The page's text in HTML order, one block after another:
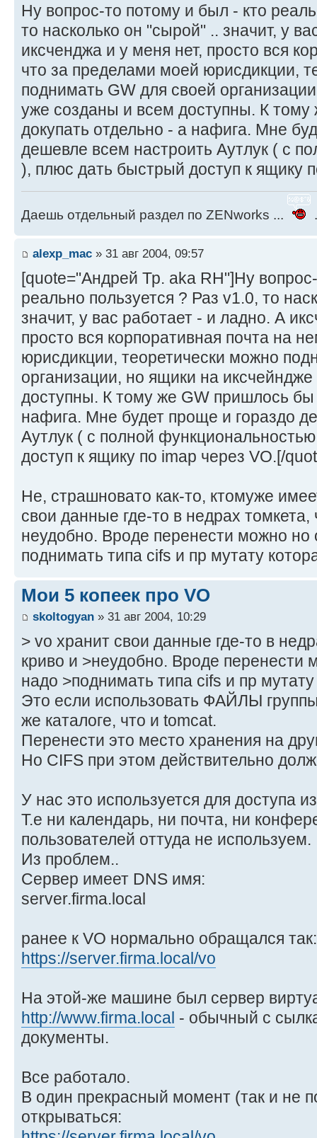
Ну вопрос-то потому и был - кто
то насколько он "сырой" .. значит, у
иксченджа и у меня нет, просто вся
что за пределами моей юрисдикции,
поднимать GW для своей
уже созданы и всем доступны. К
докупать отдельно - а нафига. Мне
дешевле всем настроить Аутлук ( с
), плюс дать быстрый доступ к ящику
Даешь отдельный раздел по ZENworks ...
alexp_mac » 31 авг 2004, 09:57
[quote="Андрей Тр. aka RH"]Ну
реально пользуется ? Раз v1.0, то
значит, у вас работает - и ладно. А
просто вся корпоративная почта на
юрисдикции, теоретически можно
организации, но ящики на
доступны. К тому же GW пришлось бы
нафига. Мне будет проще и гораздо
Аутлук ( с полной
доступ к ящику по imap через VO.[/
Не, страшновато как-то, ктомуже
свои данные где-то в недрах томкета,
неудобно. Вроде перенести можно но
поднимать типа cifs и пр мутату
Мои 5 копеек про VO
skoltogyan » 31 авг 2004, 10:29
> vo хранит свои данные где-то в
криво и >неудобно. Вроде перенести
надо >поднимать типа cifs и пр
Это если использовать ФАЙЛЫ
же каталоге, что и tomcat.
Перенести это место хранения на
Но CIFS при этом действительно
У нас это используется для доступа
Т.е ни календарь, ни почта, ни
пользователей оттуда не используем.
Из проблем..
Сервер имеет DNS имя:
server.firma.local
ранее к VO нормально обращался так:
https://server.firma.local/vo
На этой-же машине был сервер
http://www.firma.local - обычный с
документы.
Все работало.
В один прекрасный момент (так и не
открываться: